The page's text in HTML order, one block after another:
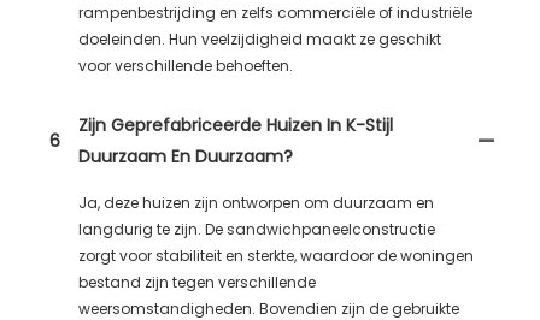
rampenbestrijding en zelfs commerciële of industriële
doeleinden. Hun veelzijdigheid maakt ze geschikt
voor verschillende behoeften.
6
Zijn Geprefabriceerde Huizen In K-Stijl
Duurzaam En Duurzaam?
Ja, deze huizen zijn ontworpen om duurzaam en
langdurig te zijn. De sandwichpaneelconstructie
zorgt voor stabiliteit en sterkte, waardoor de woningen
bestand zijn tegen verschillende
weersomstandigheden. Bovendien zijn de gebruikte